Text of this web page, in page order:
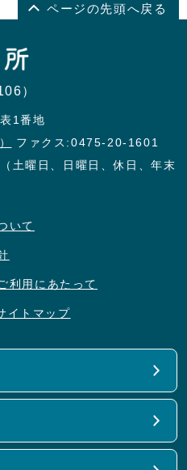
ページの先頭へ戻る
）
1番地
ファクス:0475-20-1601
土曜日、日曜日、休日、年末
いて
利用にあたって
イトマップ